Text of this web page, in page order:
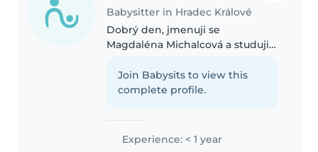
Babysitter in Hradec Králové
Dobrý den, jmenuji se
Magdaléna Michalcová a studuji
Hradci Králové. Je mi 16 let a
měla bych zájem si něco
Join Babysits to view this
complete profile.
Experience: < 1 year